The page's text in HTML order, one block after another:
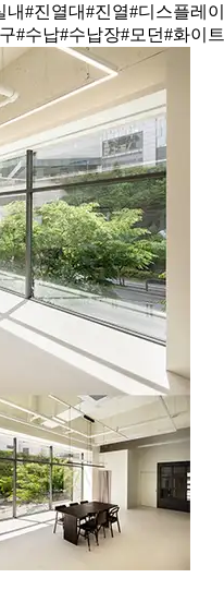
내#진열대#진열#디스플레이
#수납#수납장#모던#화이트